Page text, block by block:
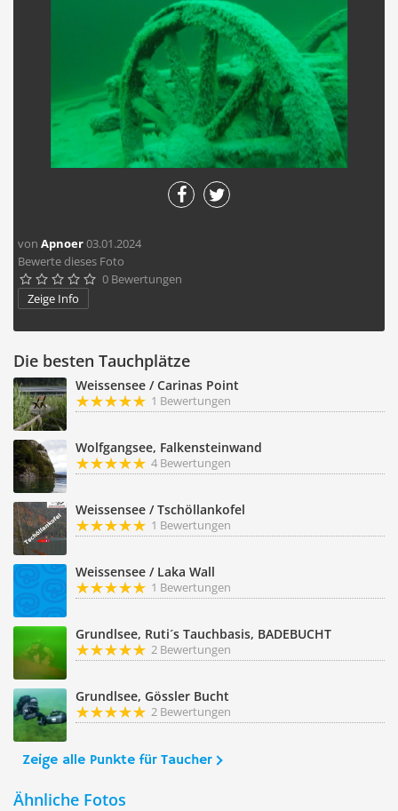
von Apnoer03.01.2024
Bewerte dieses Foto
     0 Bewertungen
Zeige Info
Die besten Tauchplätze
Weissensee / Carinas Point
1 Bewertungen
Wolfgangsee, Falkensteinwand
4 Bewertungen
Weissensee / Tschöllankofel
1 Bewertungen
Weissensee / Laka Wall
1 Bewertungen
Grundlsee, Ruti´s Tauchbasis, BADEBUCHT
2 Bewertungen
Grundlsee, Gössler Bucht
2 Bewertungen
Zeige alle Punkte für Taucher
Ähnliche Fotos